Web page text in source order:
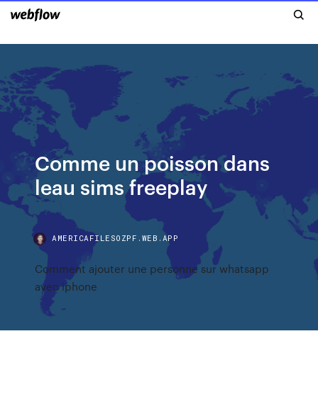
Comme un poisson dans
leau sims freeplay
AMERICAFILESOZPF.WEB.APP
Comment ajouter une personne sur whatsapp
avec iphone